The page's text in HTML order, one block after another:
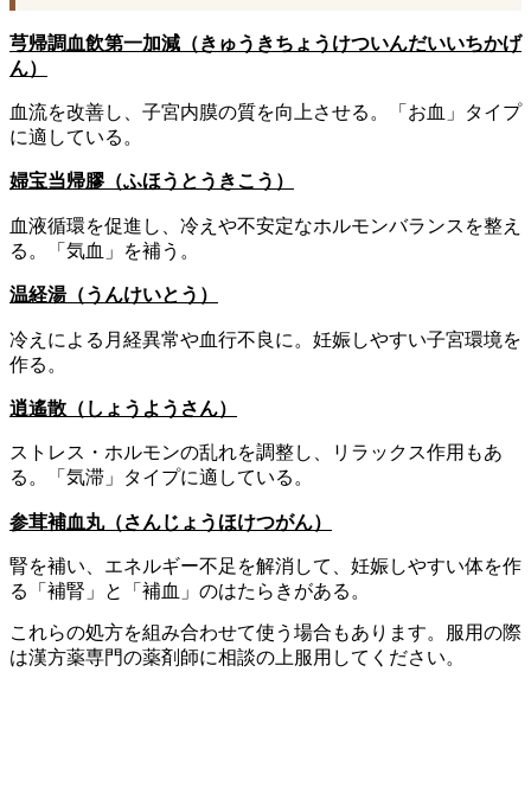
芎帰調血飲第一加減（きゅうきちょうけついんだいいちかげ
ん）
血流を改善し、子宮内膜の質を向上させる。「お血」タイプ
に適している。
婦宝当帰膠（ふほうとうきこう）
血液循環を促進し、冷えや不安定なホルモンバランスを整え
る。「気血」を補う。
温経湯（うんけいとう）
冷えによる月経異常や血行不良に。妊娠しやすい子宮環境を
作る。
逍遙散（しょうようさん）
ストレス・ホルモンの乱れを調整し、リラックス作用もあ
る。「気滞」タイプに適している。
参茸補血丸（さんじょうほけつがん）
腎を補い、エネルギー不足を解消して、妊娠しやすい体を作
る「補腎」と「補血」のはたらきがある。
これらの処方を組み合わせて使う場合もあります。服用の際
は漢方薬専門の薬剤師に相談の上服用してください。